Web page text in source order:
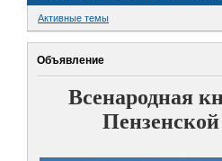
Активные темы
Объявление
Всенародная
Пензенской